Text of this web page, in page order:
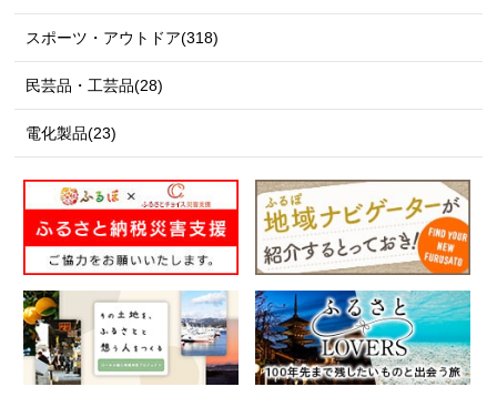
スポーツ・アウトドア(318)
民芸品・工芸品(28)
電化製品(23)